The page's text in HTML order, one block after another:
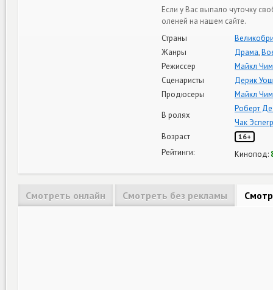
Если у Вас выпало чуточку
оленей на нашем сайте.
Страны
Жанры
Драма,
Режиссер
Майкл
Сценаристы
Дерик
Продюсеры
Майкл
В ролях
Роберт
Чак
Возраст
16+
Рейтинги: Кинопод:
Смотреть онлайн Смотреть без рекламы